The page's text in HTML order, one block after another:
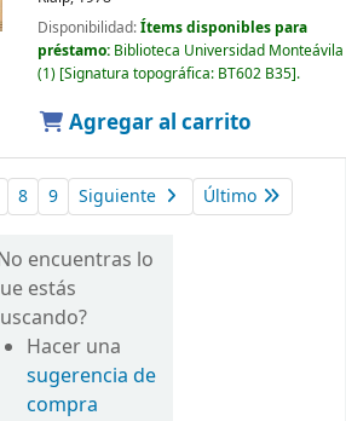
Disponibilidad:Ítems disponibles para
préstamo: Biblioteca Universidad Monteávila
(1) Signatura topográfica: BT602 B35 .
Agregar al carrito
8 9 Siguiente Último
encuentras lo
estás
Hacer una
sugerencia de
compra